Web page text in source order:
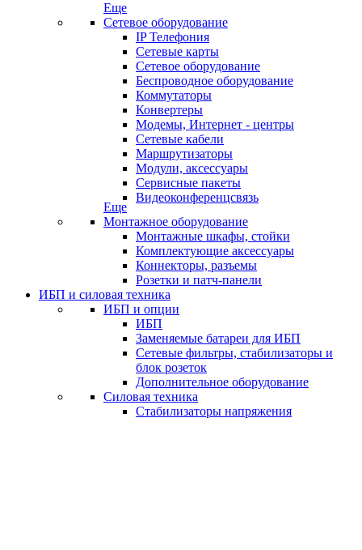
Еще
Сетевое оборудование
IP Телефония
Сетевые карты
Сетевое оборудование
Беспроводное оборудование
Коммутаторы
Конвертеры
Модемы, Интернет - центры
Сетевые кабели
Маршрутизаторы
Модули, аксессуары
Сервисные пакеты
Видеоконференцсвязь
Еще
Монтажное оборудование
Монтажные шкафы, стойки
Комплектующие аксессуары
Коннекторы, разъемы
Розетки и патч-панели
ИБП и силовая техника
ИБП и опции
ИБП
Заменяемые батареи для ИБП
Сетевые фильтры, стабилизаторы и
блок розеток
Дополнительное оборудование
Силовая техника
Стабилизаторы напряжения